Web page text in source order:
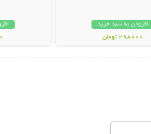
افزودن به سبد خرید
298000 تومان